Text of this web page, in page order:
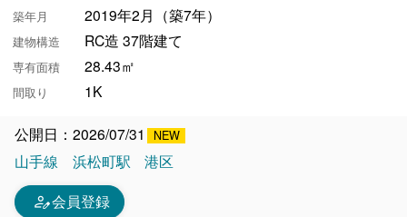
築年月 2019年2月（築7年）
建物構造 RC造 37階建て
専有面積 28.43㎡
間取り 1K
公開日：2026/07/31
山手線
浜松町駅 港区
person_edit会員登録